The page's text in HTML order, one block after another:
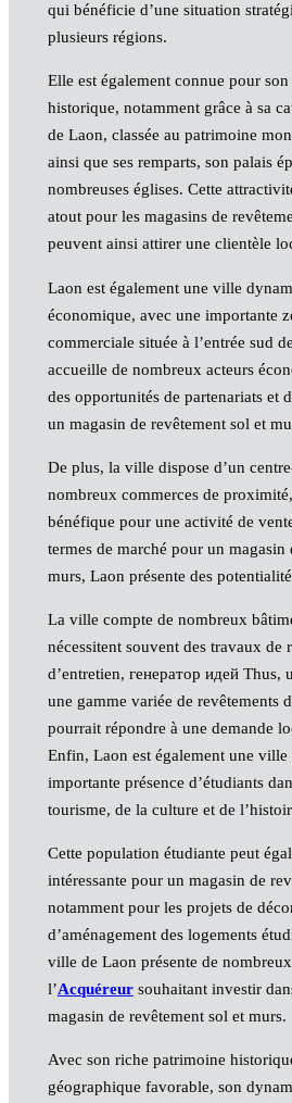
qui bénéficie d’une situation
plusieurs régions.
Elle est également connue pour
historique, notamment grâce à sa
de Laon, classée au patrimoine
ainsi que ses remparts, son palais
nombreuses églises. Cette
atout pour les magasins de
peuvent ainsi attirer une clientèle
Laon est également une ville
économique, avec une importante
commerciale située à l’entrée sud
accueille de nombreux acteurs
des opportunités de partenariats et
un magasin de revêtement sol et
De plus, la ville dispose d’un
nombreux commerces de
bénéfique pour une activité de
termes de marché pour un magasin
murs, Laon présente des
La ville compte de nombreux
nécessitent souvent des travaux de
d’entretien, генератор идей Thus,
une gamme variée de revêtements
pourrait répondre à une demande
Enfin, Laon est également une ville
importante présence d’étudiants
tourisme, de la culture et de
Cette population étudiante peut
intéressante pour un magasin de
notamment pour les projets de
d’aménagement des logements
ville de Laon présente de
l’Acquéreursouhaitant investir
magasin de revêtement sol et murs.
Avec son riche patrimoine
géographique favorable, son